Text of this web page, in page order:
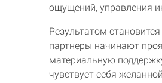
ощущений, управления
Результатом
партнеры начинают
материальную
чувствует себя